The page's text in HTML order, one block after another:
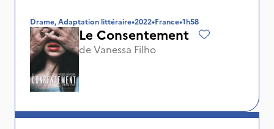
Drame, Adaptation littéraire•2022•France•1h58
Le Consentement
deVanessa Filho